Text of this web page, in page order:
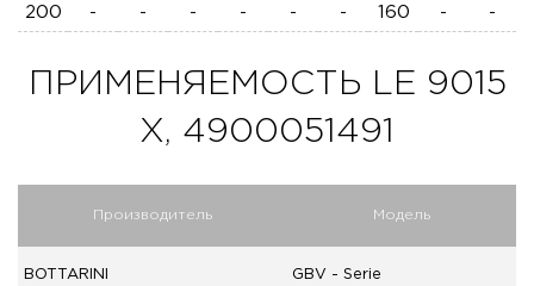
200 - - - - - - 160 - -
ПРИМЕНЯЕМОСТЬ LE 9015
X, 4900051491
Производитель Модель
BOTTARINI GBV - Serie